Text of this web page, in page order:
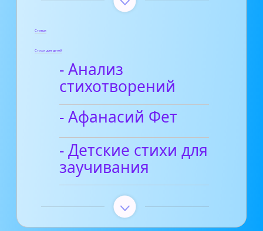
Статьи
Стихи для детей
- Анализ
стихотворений
- Афанасий Фет
- Детские стихи для
заучивания